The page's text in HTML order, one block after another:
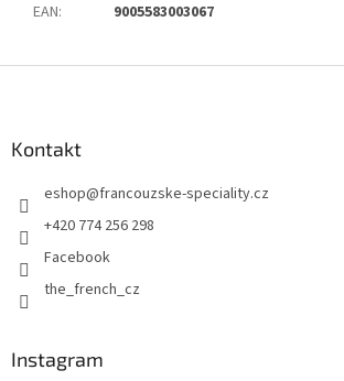
EAN: 9005583003067
Kontakt
eshop@francouzske-speciality.cz
+420 774 256 298
Facebook
the_french_cz
Instagram